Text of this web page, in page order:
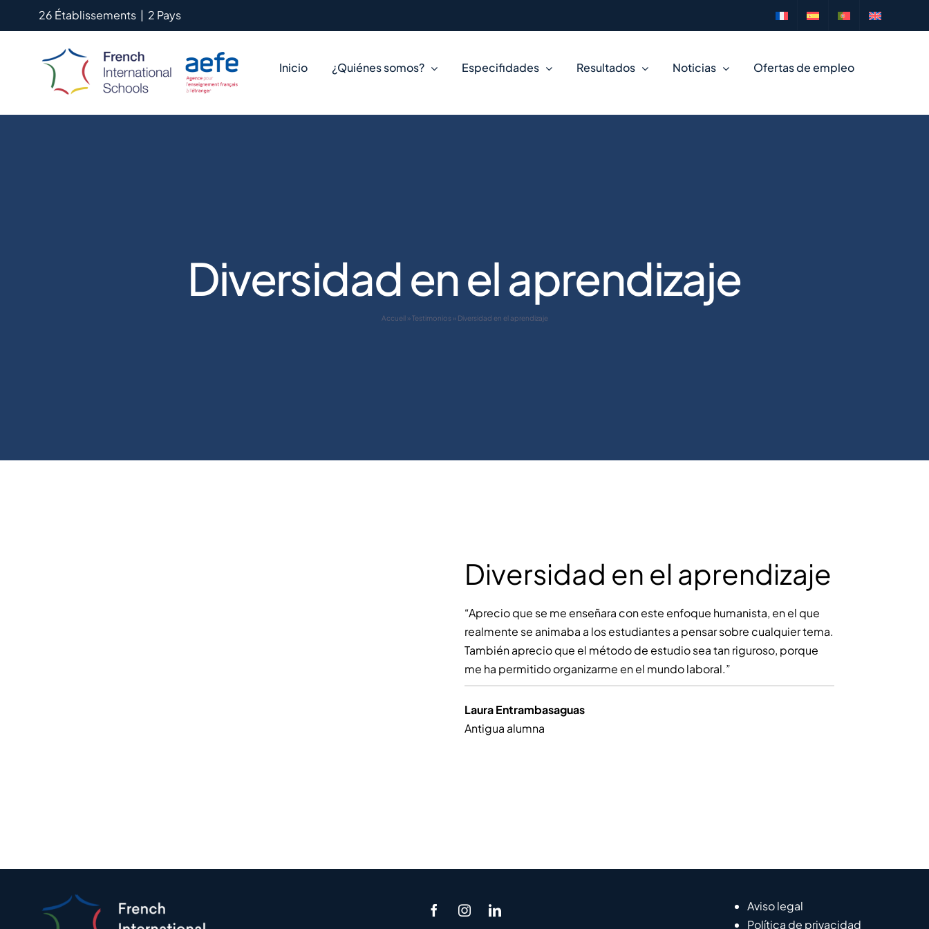
26 Établissements | 2 Pays
Inicio ¿Quiénes somos? Especifidades Resultados Noticias Ofertas de empleo
Diversidad en el aprendizaje
Accueil»Testimonios» Diversidad en el aprendizaje
Diversidad en el aprendizaje
“Aprecio que se me enseñara con este enfoque humanista, en el que
realmente se animaba a los estudiantes a pensar sobre cualquier tema.
También aprecio que el método de estudio sea tan riguroso, porque
me ha permitido organizarme en el mundo laboral.”
Laura Entrambasaguas
Antigua alumna
Aviso legal
Política de privacidad